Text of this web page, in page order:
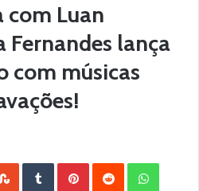
com Luan
Fernandes lança
com músicas
StumbleUpon Tumblr Pinterest Reddit